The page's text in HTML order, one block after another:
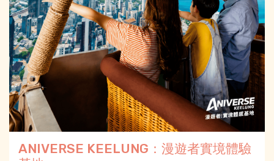
ANIVERSE KEELUNG：漫遊者實境體驗